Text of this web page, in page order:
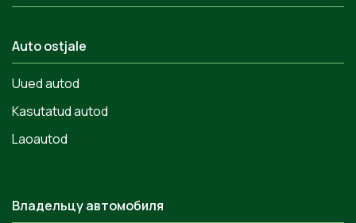
Auto ostjale
Uued autod
Kasutatud autod
Laoautod
Владельцу автомобиля